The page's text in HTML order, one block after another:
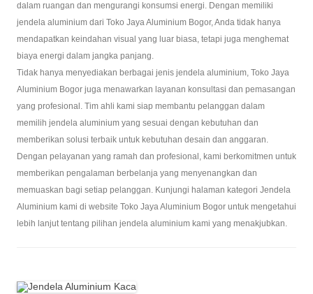
dalam ruangan dan mengurangi konsumsi energi. Dengan memiliki
jendela aluminium dari Toko Jaya Aluminium Bogor, Anda tidak hanya
mendapatkan keindahan visual yang luar biasa, tetapi juga menghemat
biaya energi dalam jangka panjang.
Tidak hanya menyediakan berbagai jenis jendela aluminium, Toko Jaya
Aluminium Bogor juga menawarkan layanan konsultasi dan pemasangan
yang profesional. Tim ahli kami siap membantu pelanggan dalam
memilih jendela aluminium yang sesuai dengan kebutuhan dan
memberikan solusi terbaik untuk kebutuhan desain dan anggaran.
Dengan pelayanan yang ramah dan profesional, kami berkomitmen untuk
memberikan pengalaman berbelanja yang menyenangkan dan
memuaskan bagi setiap pelanggan. Kunjungi halaman kategori Jendela
Aluminium kami di website Toko Jaya Aluminium Bogor untuk mengetahui
lebih lanjut tentang pilihan jendela aluminium kami yang menakjubkan.